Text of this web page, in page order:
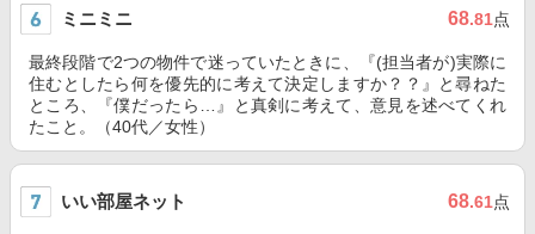
ミニミニ 68.81点
最終段階で2つの物件で迷っていたときに、『(担当者が)実際に
住むとしたら何を優先的に考えて決定しますか？？』と尋ねた
ところ、『僕だったら…』と真剣に考えて、意見を述べてくれ
たこと。（40代／女性）
いい部屋ネット 68.61点